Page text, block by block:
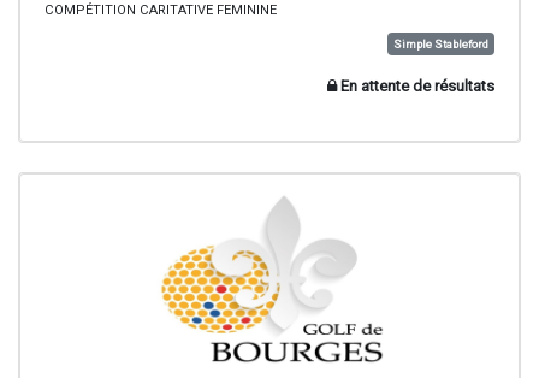
COMPÉTITION CARITATIVE FEMININE
Simple Stableford
En attente de résultats